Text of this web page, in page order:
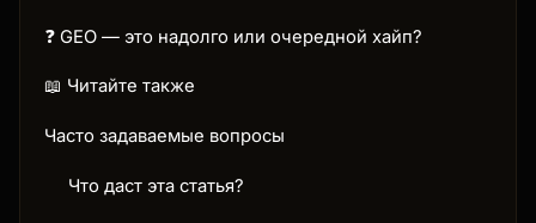
❓ GEO — это надолго или очередной хайп?
📖 Читайте также
Часто задаваемые вопросы
Что даст эта статья?